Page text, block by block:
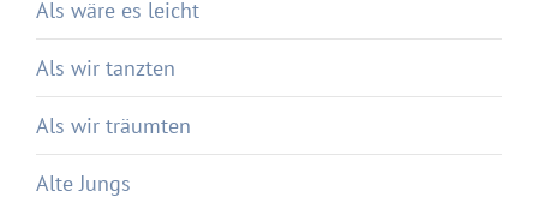
Als wäre es leicht
Als wir tanzten
Als wir träumten
Alte Jungs